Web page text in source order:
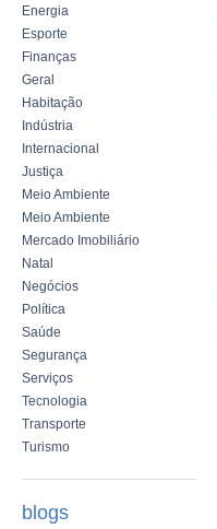
Energia
Esporte
Finanças
Geral
Habitação
Indústria
Internacional
Justiça
Meio Ambiente
Meio Ambiente
Mercado Imobiliário
Natal
Negócios
Política
Saúde
Segurança
Serviços
Tecnologia
Transporte
Turismo
blogs